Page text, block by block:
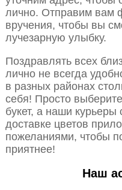
лично. Отправим вам
вручения, чтобы вы
лучезарную улыбку.
Поздравлять всех
лично не всегда
в разных районах
себя! Просто
букет, а наши
доставке цветов
пожеланиями, чтобы
приятнее!
Наш